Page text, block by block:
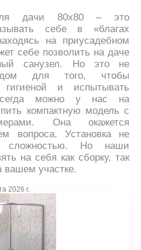
дачи 80x80 – это
себе в «благах
на приусадебном
себе позволить на даче
санузел. Но это не
для того, чтобы
гигиеной и испытывать
можно у нас на
компактную модель с
Она окажется
вопроса. Установка не
сложностью. Но наши
на себя как сборку, так
вашем участке.
2026 г.